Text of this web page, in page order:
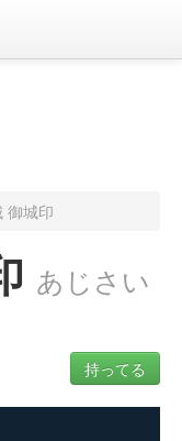
御城印
あじさい
持ってる